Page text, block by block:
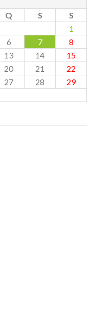
Q S
S
1
6 7
8
13 14
15
20 21
22
27 28
29